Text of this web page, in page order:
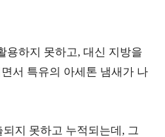
용하지 못하고, 대신 지방을
서 특유의 아세톤 냄새가 나
지 못하고 누적되는데, 그